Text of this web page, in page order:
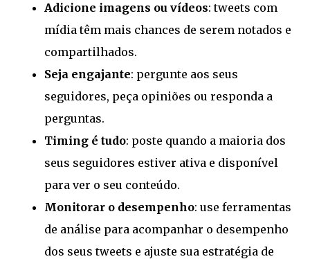
Adicione imagens ou vídeos: tweets com
mídia têm mais chances de serem notados e
compartilhados.
Seja engajante: pergunte aos seus
seguidores, peça opiniões ou responda a
perguntas.
Timing é tudo: poste quando a maioria dos
seus seguidores estiver ativa e disponível
para ver o seu conteúdo.
Monitorar o desempenho: use ferramentas
de análise para acompanhar o desempenho
dos seus tweets e ajuste sua estratégia de